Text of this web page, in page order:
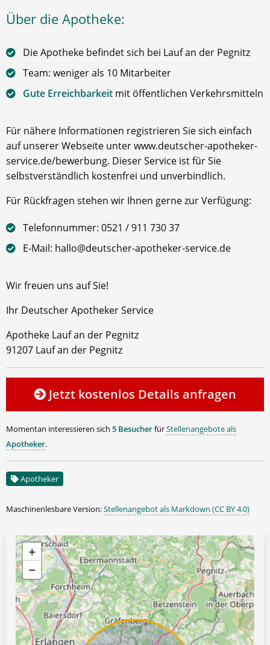
Über die Apotheke:
Die Apotheke befindet sich bei Lauf an der Pegnitz
Team: weniger als 10 Mitarbeiter
Gute Erreichbarkeit mit öffentlichen Verkehrsmitteln
Für nähere Informationen registrieren Sie sich einfach
auf unserer Webseite unter www.deutscher-apotheker-
service.de/bewerbung. Dieser Service ist für Sie
selbstverständlich kostenfrei und unverbindlich.
Für Rückfragen stehen wir Ihnen gerne zur Verfügung:
Telefonnummer: 0521 / 911 730 37
E-Mail: hallo@deutscher-apotheker-service.de
Wir freuen uns auf Sie!
Ihr Deutscher Apotheker Service
Apotheke Lauf an der Pegnitz
91207 Lauf an der Pegnitz
Jetzt kostenlos Details anfragen
Momentan interessieren sich 5 BesucherfürStellenangebote als
Apotheker.
Apotheker
Maschinenlesbare Version:Stellenangebot als Markdown (CC BY 4.0)
+
−